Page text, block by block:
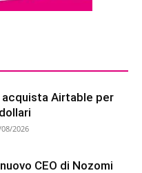
acquista Airtable per
2026
CEO di Nozomi